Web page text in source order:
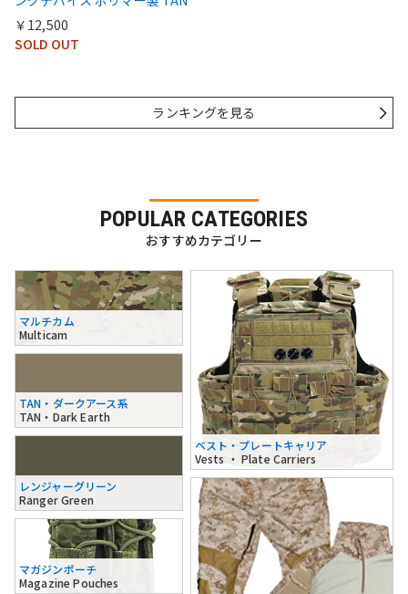
￥12,500
SOLD OUT
ランキングを見る
POPULAR CATEGORIES
おすすめカテゴリー
マルチカム
Multicam
TAN・ダークアース系
TAN・Dark Earth
レンジャーグリーン
Ranger Green
ベスト・プレートキャリア
Vests ・ Plate Carriers
マガジンポーチ
Magazine Pouches